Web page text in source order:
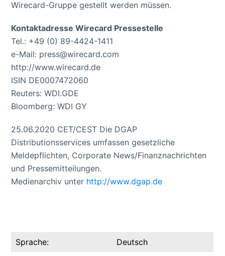
Wirecard-Gruppe gestellt werden müssen.
Kontaktadresse Wirecard Pressestelle
Tel.: +49 (0) 89-4424-1411
e-Mail: press@wirecard.com
http://www.wirecard.de
ISIN DE0007472060
Reuters: WDI.GDE
Bloomberg: WDI GY
25.06.2020 CET/CEST Die DGAP
Distributionsservices umfassen gesetzliche
Meldepflichten, Corporate News/Finanznachrichten
und Pressemitteilungen.
Medienarchiv unter http://www.dgap.de
Sprache: Deutsch